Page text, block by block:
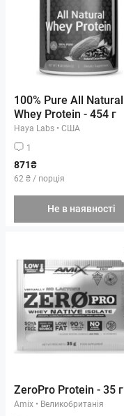
100% Pure All Natural
Whey Protein - 454 г
Haya Labs • США
1
871₴
62 ₴ / порція
Не в наявності
ZeroPro Protein - 35 г
Amix • Великобританія